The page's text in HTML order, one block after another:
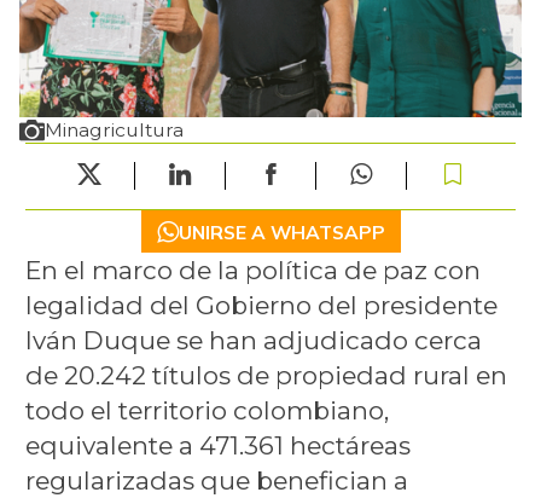
Minagricultura
UNIRSE A WHATSAPP
En el marco de la política de paz con
legalidad del Gobierno del presidente
Iván Duque se han adjudicado cerca
de 20.242 títulos de propiedad rural en
todo el territorio colombiano,
equivalente a 471.361 hectáreas
regularizadas que benefician a